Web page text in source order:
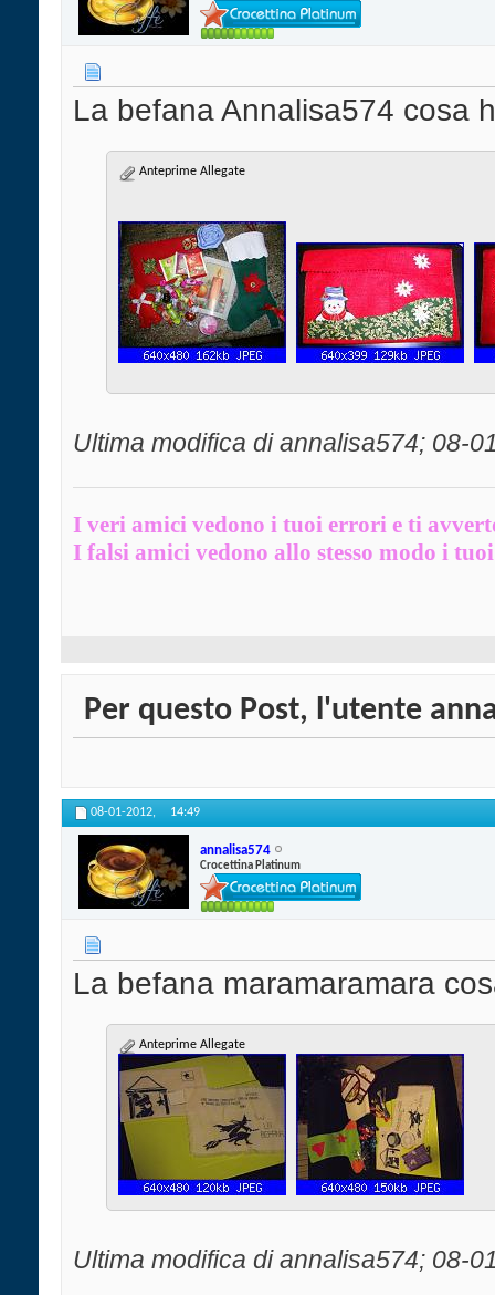
La befana Annalisa574 cosa
Anteprime Allegate
Ultima modifica di annalisa574; 08-
I veri amici vedono i tuoi errori e ti
I falsi amici vedono allo stesso modo i
Per questo Post, l'utente
08-01-2012, 14:49
annalisa574
Crocettina Platinum
La befana maramaramara
Anteprime Allegate
Ultima modifica di annalisa574; 08-